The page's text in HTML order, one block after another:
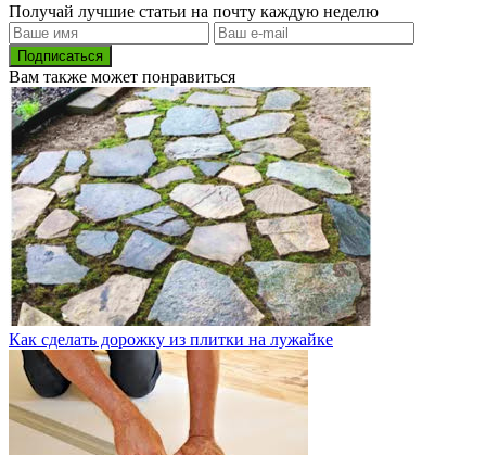
Получай лучшие статьи на почту каждую неделю
Подписаться
Вам также может понравиться
Как сделать дорожку из плитки на лужайке